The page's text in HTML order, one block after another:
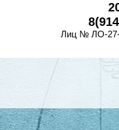
Лиц № ЛО-27-